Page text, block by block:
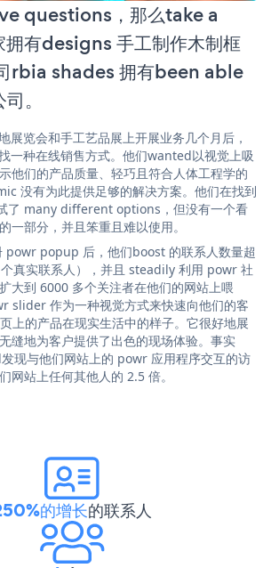
questions，那么take a
有designs 手工制作木制框
rbia shades 拥有been able
。
览会和手工艺品展上开展业务几个月后，
一种在线销售方式。他们wanted以视觉上吸
他们的产品质量、轻巧且符合人体工程学的
没有为此提供足够的解决方案。他们在找到
了 many different options，但没有一个看
一部分，并且笨重且难以使用。
popup 后，他们boost 的联系人数量超
真实联系人），并且 steadily 利用 powr 社
大到 6000 多个关注者在他们的网站上喂
slider 作为一种视觉方式来快速向他们的客
上的产品在现实生活中的样子。它很好地展
缝地为客户提供了出色的现场体验。事实
现与他们网站上的 powr 应用程序交互的访
网站上任何其他人的 2.5 倍。
的增长的联系人